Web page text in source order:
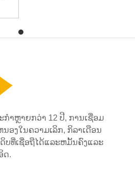
າຫຼາຍກວ່າ 12 ປີ, ການເຊື່ອມ
ອງໃນຄວາມເລິກ, ກິລາເດືອນ
ທີ່ເຊື່ອຖືໄດ້ແລະຫມັ້ນຄົງແລະ
ດ.